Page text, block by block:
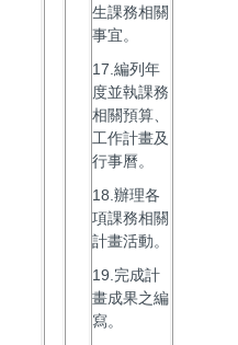
生課務相關
事宜。
17.編列年
度並執課務
相關預算、
工作計畫及
行事曆。
18.辦理各
項課務相關
計畫活動。
19.完成計
畫成果之編
寫。